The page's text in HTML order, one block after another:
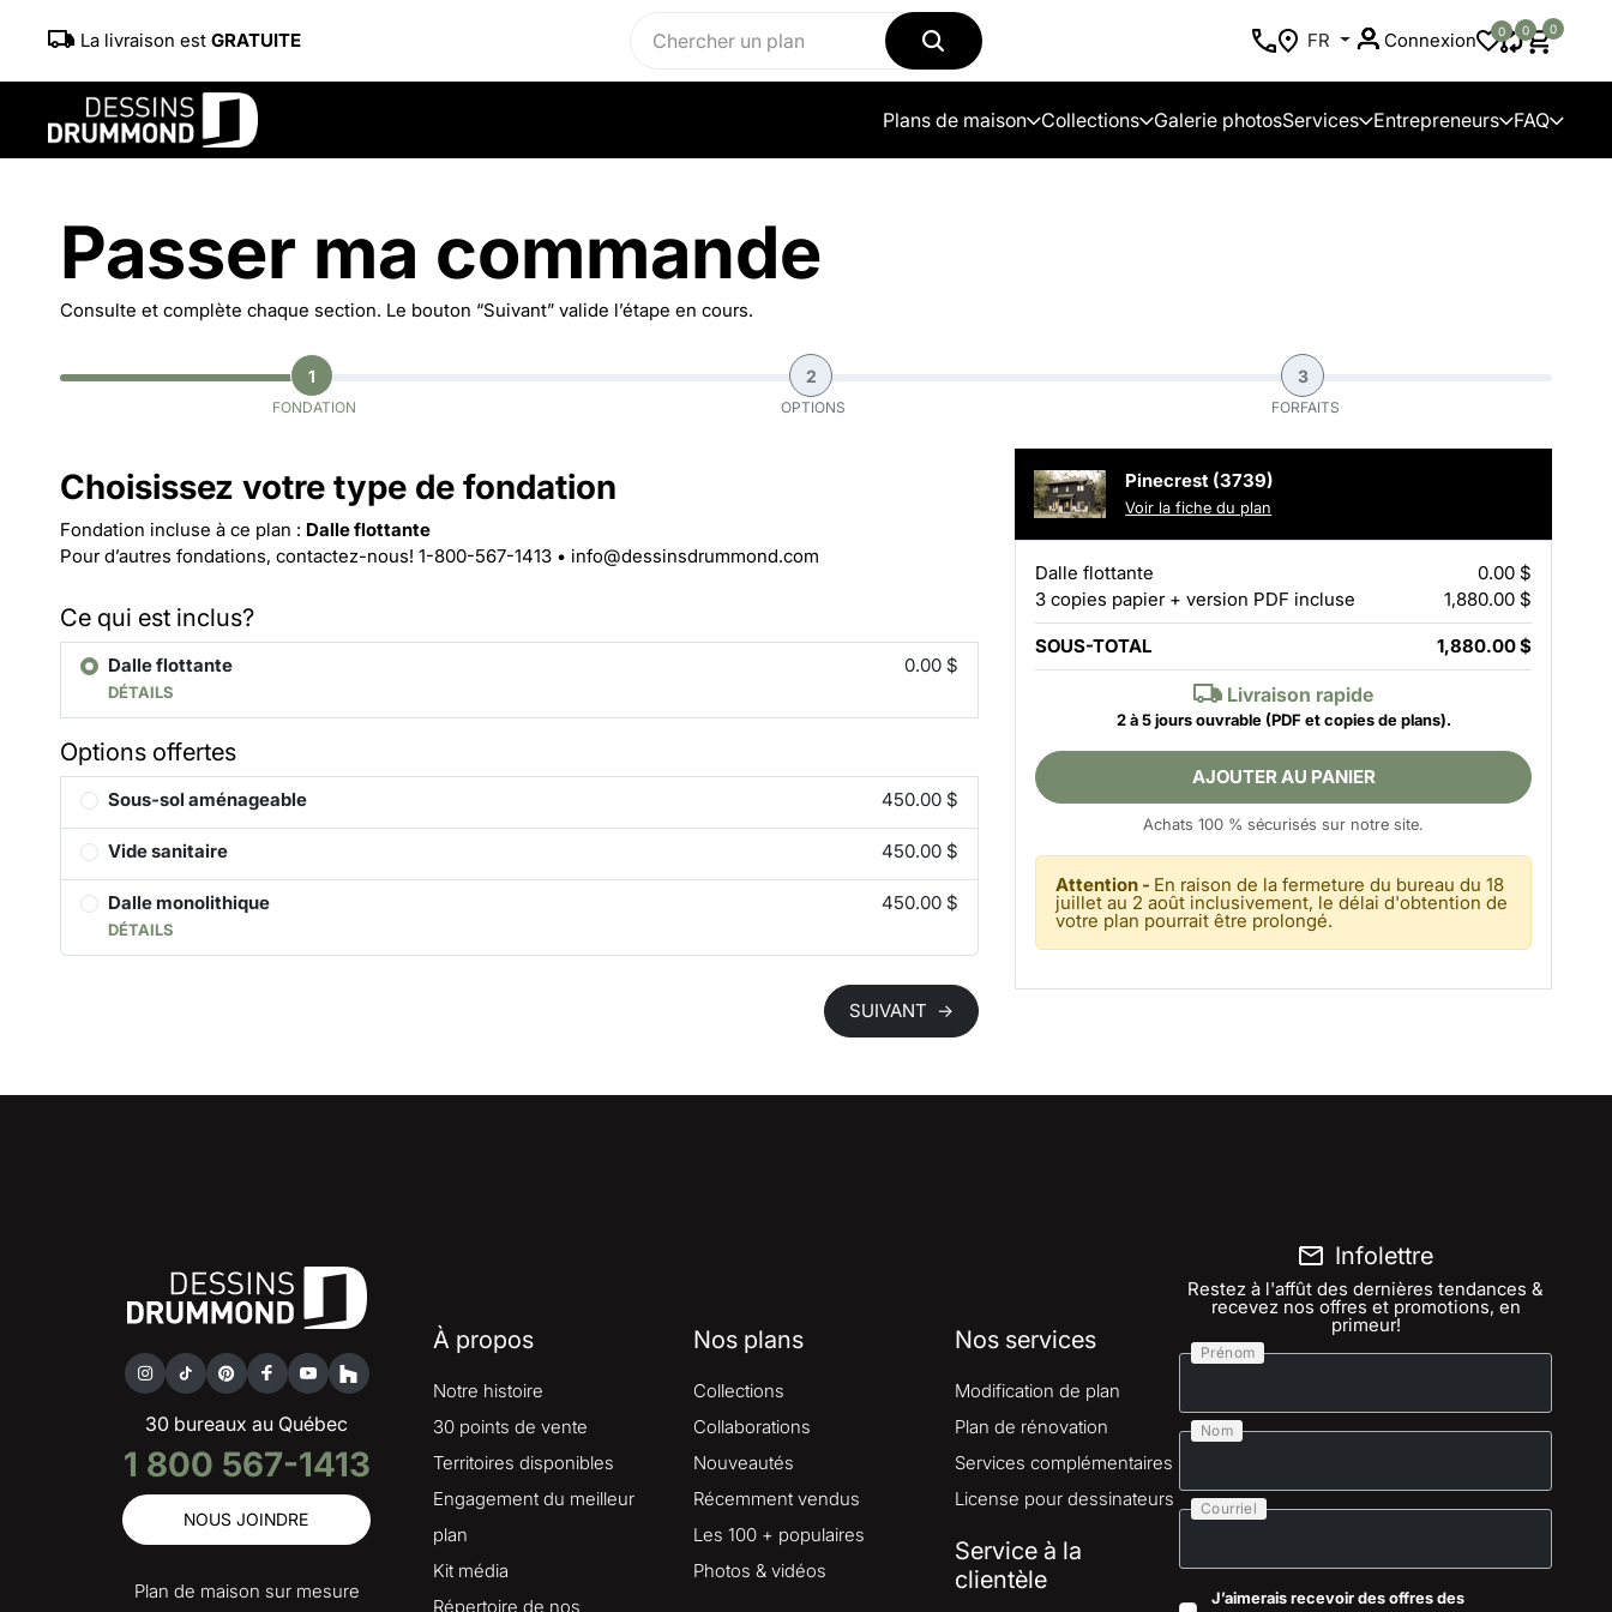
La livraison est GRATUITE FR Connexion 0 0 0
Plans de maison Collections Galerie photosServices Entrepreneurs FAQ
Passer ma commande
Consulte et complète chaque section. Le bouton “Suivant” valide l’étape en cours.
1
FONDATION
2
OPTIONS
3
FORFAITS
Choisissez votre type de fondation
Fondation incluse à ce plan : Dalle flottante
Pour d’autres fondations, contactez-nous! 1-800-567-1413 • info@dessinsdrummond.com
Ce qui est inclus?
Dalle flottante
DÉTAILS
0.00 $
Options offertes
Sous-sol aménageable 450.00 $
Vide sanitaire 450.00 $
Dalle monolithique
DÉTAILS
450.00 $
SUIVANT →
Pinecrest (3739)
Voir la fiche du plan
Dalle flottante
0.00 $
3 copies papier + version PDF incluse
1,880.00 $
SOUS-TOTAL 1,880.00 $
Livraison rapide
2 à 5 jours ouvrable(PDF et copies de plans).
AJOUTER AU PANIER
Achats 100 % sécurisés sur notre site.
Attention - En raison de la fermeture du bureau du 18
juillet au 2 août inclusivement, le délai d'obtention de
votre plan pourrait être prolongé.
30 bureaux au Québec
1 800 567-1413
NOUS JOINDRE
Plan de maison sur mesure
À propos
Notre histoire
30 points de vente
Territoires disponibles
Engagement du meilleur
plan
Kit média
Répertoire de nos
Nos plans
Collections
Collaborations
Nouveautés
Récemment vendus
Les 100 + populaires
Photos & vidéos
Nos services
Modification de plan
Plan de rénovation
Services complémentaires
License pour dessinateurs
Service à la
clientèle
Infolettre
Restez à l'affût des dernières tendances &
recevez nos offres et promotions, en
primeur!
Prénom
Nom
Courriel
J’aimerais recevoir des offres des